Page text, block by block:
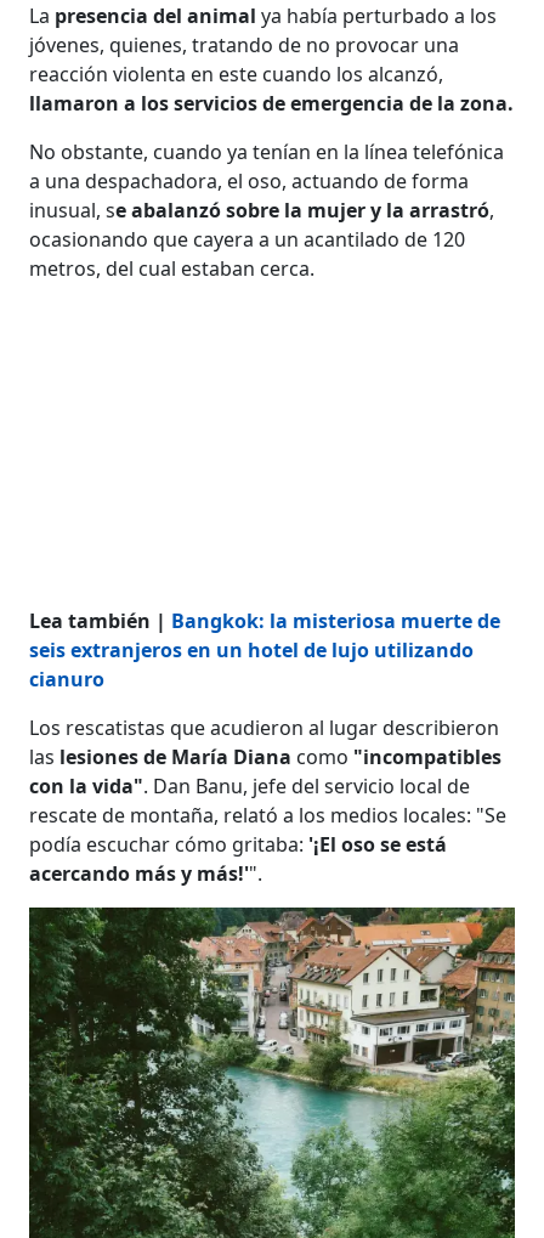
La presencia del animal ya había perturbado a los
jóvenes, quienes, tratando de no provocar una
reacción violenta en este cuando los alcanzó,
llamaron a los servicios de emergencia de la zona.
No obstante, cuando ya tenían en la línea telefónica
a una despachadora, el oso, actuando de forma
inusual, se abalanzó sobre la mujer y la arrastró,
ocasionando que cayera a un acantilado de 120
metros, del cual estaban cerca.
Lea también | Bangkok: la misteriosa muerte de
seis extranjeros en un hotel de lujo utilizando
cianuro
Los rescatistas que acudieron al lugar describieron
las lesiones de María Diana como "incompatibles
con la vida". Dan Banu, jefe del servicio local de
rescate de montaña, relató a los medios locales: "Se
podía escuchar cómo gritaba: '¡El oso se está
acercando más y más!'".